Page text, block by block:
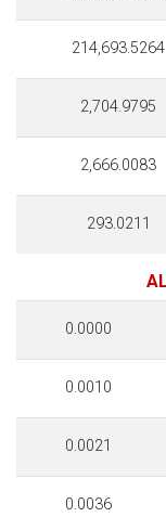
214,693.5264
2,704.9795
2,666.0083
293.0211
0.0000
0.0010
0.0021
0.0036